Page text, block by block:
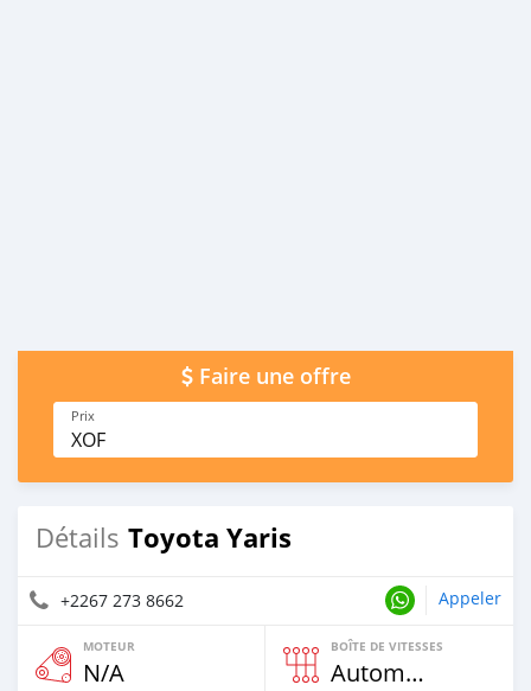
Faire une offre
Prix
XOF
Détails Toyota Yaris
+2267 273 8662 Appeler
MOTEUR
N/A
BOÎTE DE VITESSES
Automatique